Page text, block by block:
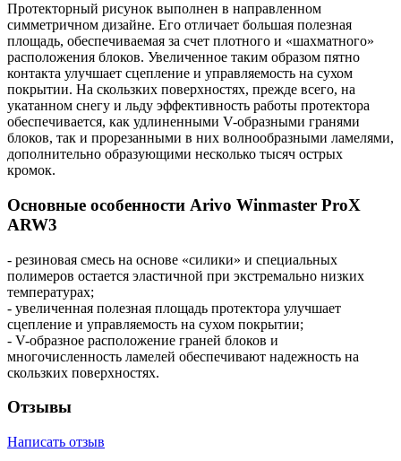
Протекторный рисунок выполнен в направленном
симметричном дизайне. Его отличает большая полезная
площадь, обеспечиваемая за счет плотного и «шахматного»
расположения блоков. Увеличенное таким образом пятно
контакта улучшает сцепление и управляемость на сухом
покрытии. На скользких поверхностях, прежде всего, на
укатанном снегу и льду эффективность работы протектора
обеспечивается, как удлиненными V-образными гранями
блоков, так и прорезанными в них волнообразными ламелями,
дополнительно образующими несколько тысяч острых
кромок.
Основные особенности Arivo Winmaster ProX
ARW3
- резиновая смесь на основе «силики» и специальных
полимеров остается эластичной при экстремально низких
температурах;
- увеличенная полезная площадь протектора улучшает
сцепление и управляемость на сухом покрытии;
- V-образное расположение граней блоков и
многочисленность ламелей обеспечивают надежность на
скользких поверхностях.
Отзывы
Написать отзыв